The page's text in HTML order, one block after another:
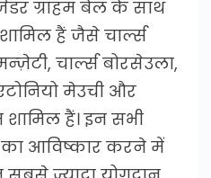
ग्राहम बेल के साथ
हैं जैसे चार्ल्स
चार्ल्स बोरसेउला,
मेउची और
हैं। इन सभी
का आविष्कार करने में